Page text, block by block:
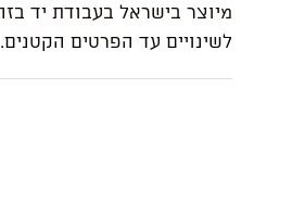
לשינויים עד הפרטים הקטנים.